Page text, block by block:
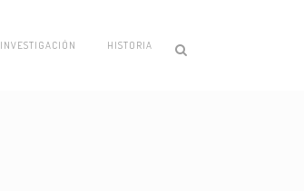
INVESTIGACIÓN HISTORIA